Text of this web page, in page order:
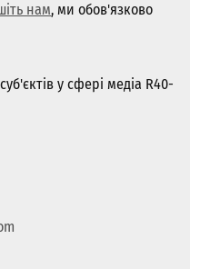
нам, ми обов'язково
у сфері медіа R40-